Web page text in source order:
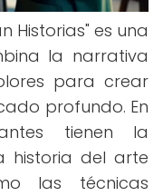
Historias" es una
la narrativa
para crear
profundo. En
tienen la
historia del arte
las técnicas